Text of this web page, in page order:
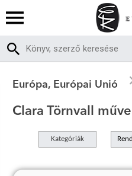
Európa, Európai Unió
Clara Törnvall
Kategóriák